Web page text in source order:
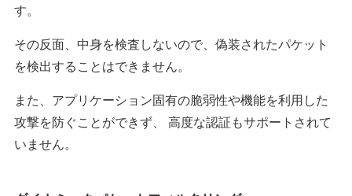
す。
その反面、中身を検査しないので、偽装されたパケット
を検出することはできません。
また、アプリケーション固有の脆弱性や機能を利用した
攻撃を防ぐことができず、 高度な認証もサポートされて
いません。